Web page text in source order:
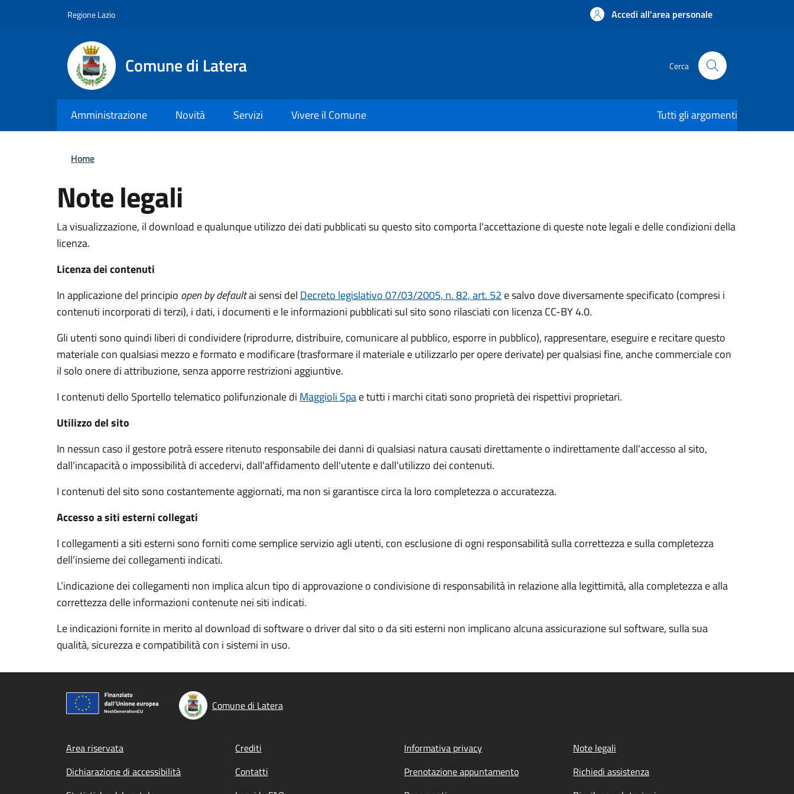
Regione Lazio Accedi all'area personale
Comune di Latera Cerca
Amministrazione Novità Servizi Vivere il Comune Tutti gli argomenti
Briciole di pane
Home
Note legali
La visualizzazione, il download e qualunque utilizzo dei dati pubblicati su questo sito comporta l'accettazione di queste note legali e delle condizioni della
licenza.
Licenza dei contenuti
In applicazione del principio open by defaultai sensi del Decreto legislativo 07/03/2005, n. 82, art. 52 e salvo dove diversamente specificato (compresi i
contenuti incorporati di terzi), i dati, i documenti e le informazioni pubblicati sul sito sono rilasciati con licenza CC-BY 4.0.
Gli utenti sono quindi liberi di condividere (riprodurre, distribuire, comunicare al pubblico, esporre in pubblico), rappresentare, eseguire e recitare questo
materiale con qualsiasi mezzo e formato e modificare (trasformare il materiale e utilizzarlo per opere derivate) per qualsiasi fine, anche commerciale con
il solo onere di attribuzione, senza apporre restrizioni aggiuntive.
I contenuti dello Sportello telematico polifunzionaledi Maggioli Spae tutti i marchi citati sono proprietà dei rispettivi proprietari.
Utilizzo del sito
In nessun caso il gestore potrà essere ritenuto responsabile dei danni di qualsiasi natura causati direttamente o indirettamente dall'accesso al sito,
dall'incapacità o impossibilità di accedervi, dall'affidamento dell'utente e dall'utilizzo dei contenuti.
I contenuti del sito sono costantemente aggiornati, ma non si garantisce circa la loro completezza o accuratezza.
Accesso a siti esterni collegati
I collegamenti a siti esterni sono forniti come semplice servizio agli utenti, con esclusione di ogni responsabilità sulla correttezza e sulla completezza
dell’insieme dei collegamenti indicati.
L’indicazione dei collegamenti non implica alcun tipo di approvazione o condivisione di responsabilità in relazione alla legittimità, alla completezza e alla
correttezza delle informazioni contenute nei siti indicati.
Le indicazioni fornite in merito al download di software o driver dal sito o da siti esterni non implicano alcuna assicurazione sul software, sulla sua
qualità, sicurezza e compatibilità con i sistemi in uso.
Comune di Latera
Footer menu
Area riservata Crediti Informativa privacy
Note legali
Dichiarazione di accessibilità
Contatti Prenotazione appuntamento
Richiedi assistenza